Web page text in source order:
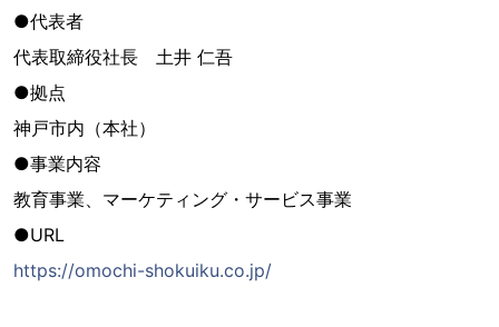
●代表者
代表取締役社長 土井 仁吾
●拠点
神戸市内（本社）
●事業内容
教育事業、マーケティング・サービス事業
●URL
https://omochi-shokuiku.co.jp/